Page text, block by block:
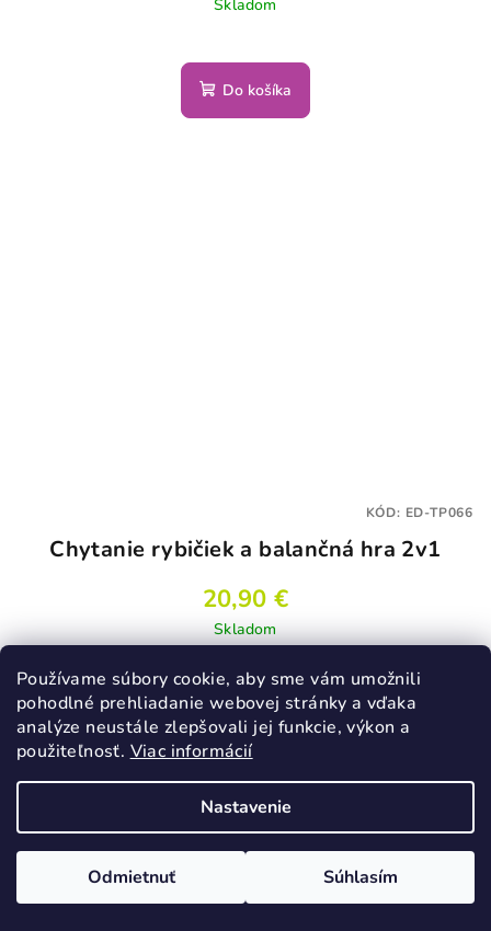
Používame súbory cookie, aby sme vám umožnili
pohodlné prehliadanie webovej stránky a vďaka
analýze neustále zlepšovali jej funkcie, výkon a
použiteľnosť. Viac informácií
Nastavenie
Odmietnuť Súhlasím
Skladom
Do košíka
Chytanie rybičiek a balančná hra 2v1
20,90 €
Skladom
Do košíka
KÓD: ED-TP066
Podobné produkty